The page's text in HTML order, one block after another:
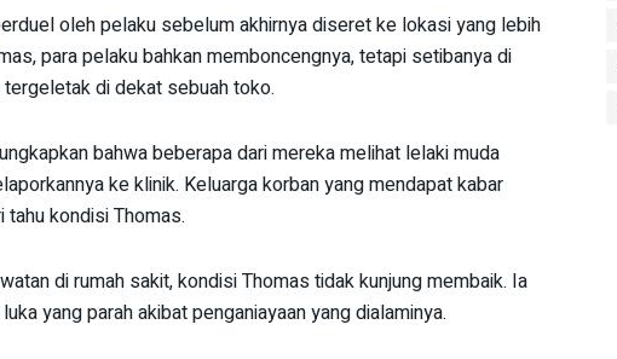
oleh pelaku sebelum akhirnya diseret ke lokasi yang lebih
para pelaku bahkan memboncengnya, tetapi setibanya di
di dekat sebuah toko.
bahwa beberapa dari mereka melihat lelaki muda
ke klinik. Keluarga korban yang mendapat kabar
tahu kondisi Thomas.
di rumah sakit, kondisi Thomas tidak kunjung membaik. Ia
yang parah akibat penganiayaan yang dialaminya.